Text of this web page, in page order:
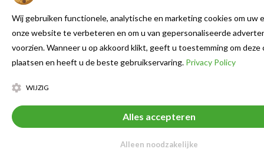
Wij gebruiken functionele, analytische en marketing cookies om uw
onze website te verbeteren en om u van gepersonaliseerde
voorzien. Wanneer u op akkoord klikt, geeft u toestemming om deze
plaatsen en heeft u de beste gebruikservaring. Privacy Policy
WIJZIG
Alles accepteren
Alleen noodzakelijke